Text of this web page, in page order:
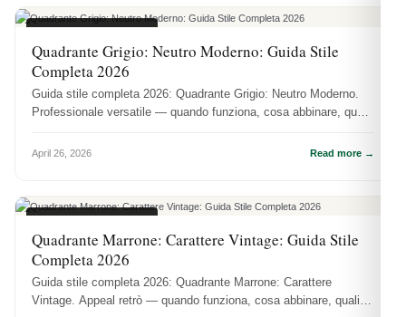
Quadrante Grigio: Neutro Moderno: Guida Stile
Completa 2026
Guida stile completa 2026: Quadrante Grigio: Neutro Moderno.
Professionale versatile — quando funziona, cosa abbinare, quali
April 26, 2026 Read more →
Quadrante Marrone: Carattere Vintage: Guida Stile
Completa 2026
Guida stile completa 2026: Quadrante Marrone: Carattere
Vintage. Appeal retrò — quando funziona, cosa abbinare, quali